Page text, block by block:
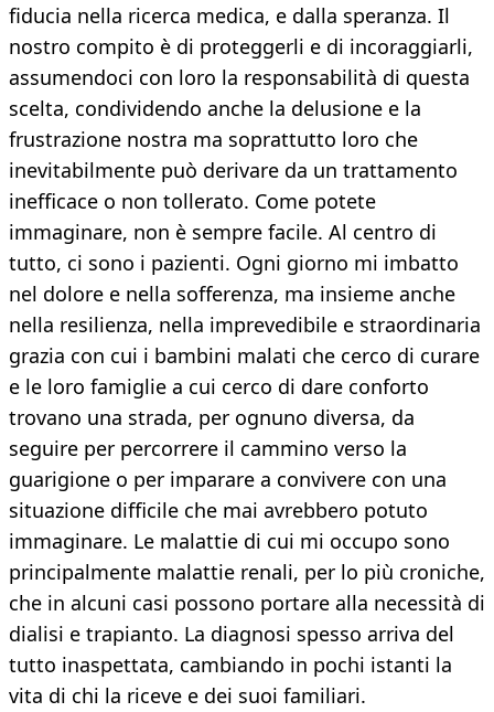
fiducia nella ricerca medica, e dalla speranza. Il
nostro compito è di proteggerli e di incoraggiarli,
assumendoci con loro la responsabilità di questa
scelta, condividendo anche la delusione e la
frustrazione nostra ma soprattutto loro che
inevitabilmente può derivare da un trattamento
inefficace o non tollerato. Come potete
immaginare, non è sempre facile. Al centro di
tutto, ci sono i pazienti. Ogni giorno mi imbatto
nel dolore e nella sofferenza, ma insieme anche
nella resilienza, nella imprevedibile e straordinaria
grazia con cui i bambini malati che cerco di curare
e le loro famiglie a cui cerco di dare conforto
trovano una strada, per ognuno diversa, da
seguire per percorrere il cammino verso la
guarigione o per imparare a convivere con una
situazione difficile che mai avrebbero potuto
immaginare. Le malattie di cui mi occupo sono
principalmente malattie renali, per lo più croniche,
che in alcuni casi possono portare alla necessità di
dialisi e trapianto. La diagnosi spesso arriva del
tutto inaspettata, cambiando in pochi istanti la
vita di chi la riceve e dei suoi familiari.